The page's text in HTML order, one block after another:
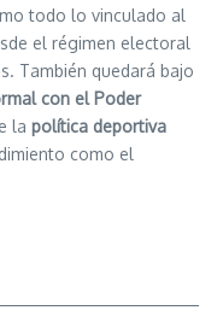
todo lo vinculado al
el régimen electoral
También quedará bajo
con el Poder
la política deportiva
como el